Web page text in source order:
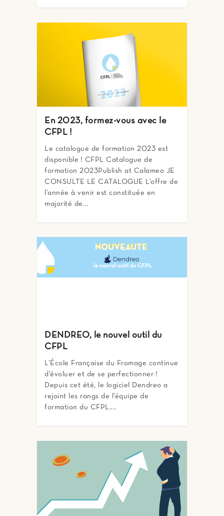
En 2023, formez-vous avec le
CFPL !
Le catalogue de formation 2023 est
disponible ! CFPL Catalogue de
formation 2023Publish at Calameo JE
CONSULTE LE CATALOGUE L’offre de
l’année à venir est constituée en
majorité de...
DENDREO, le nouvel outil du
CFPL
L’École Française du Fromage continue
d’évoluer et de se perfectionner !
Depuis cet été, le logiciel Dendreo a
rejoint les rangs de l’équipe de
formation du CFPL....